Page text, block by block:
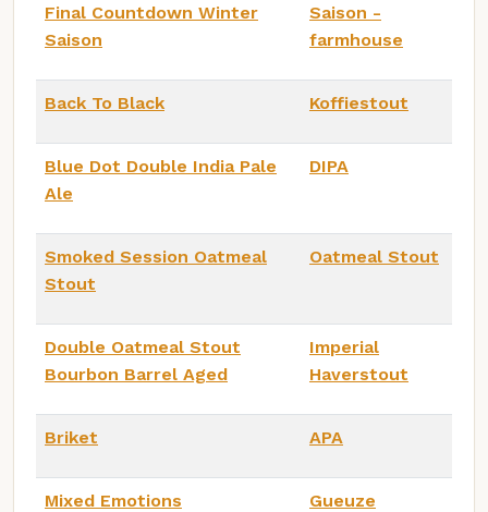
Final Countdown Winter
Saison
Saison -
farmhouse
Back To Black Koffiestout
Blue Dot Double India Pale
Ale
DIPA
Smoked Session Oatmeal
Stout
Oatmeal Stout
Double Oatmeal Stout
Bourbon Barrel Aged
Imperial
Haverstout
Briket APA
Mixed Emotions Gueuze